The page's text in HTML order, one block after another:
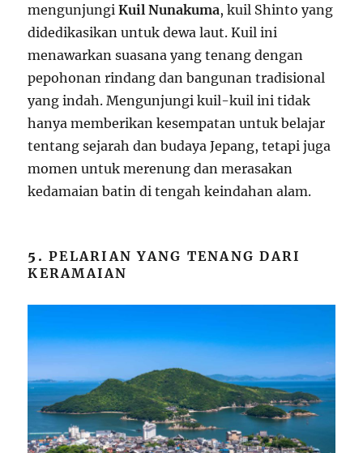
mengunjungiKuil Nunakuma, kuil Shinto yang
didedikasikan untuk dewa laut. Kuil ini
menawarkan suasana yang tenang dengan
pepohonan rindang dan bangunan tradisional
yang indah. Mengunjungi kuil-kuil ini tidak
hanya memberikan kesempatan untuk belajar
tentang sejarah dan budaya Jepang, tetapi juga
momen untuk merenung dan merasakan
kedamaian batin di tengah keindahan alam.
5.PELARIAN YANG TENANG DARI
KERAMAIAN